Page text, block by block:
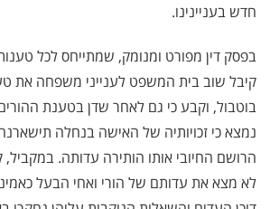
חדש בעניינינו.
בפסק דין מפורט ומנומק, שמתייחס לכל
קיבל שוב בית המשפט לענייני משפחה את
בוטבול, וקבע כי גם לאחר שדן בטענת
נמצא כי זכויותיה של האישה בנחלה
הרושם החיובי אותו הותירה עדותה.
לא מצא את עדותם של הורי ואחי הבעל